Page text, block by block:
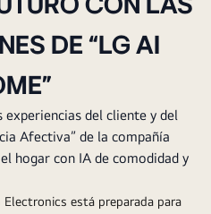
DE “LG AI
del cliente y del
Afectiva” de la compañía
hogar con IA de comodidad y
Electronics está preparada para